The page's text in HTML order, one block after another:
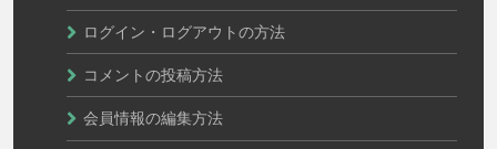
ログイン・ログアウトの方法
コメントの投稿方法
会員情報の編集方法